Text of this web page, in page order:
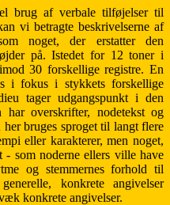
brug af verbale tilføjelser til
vi betragte beskrivelserne af
noget, der erstatter den
på. Istedet for 12 toner i
30 forskellige registre. En
i fokus i stykkets forskellige
tager udgangspunkt i den
har overskrifter, nodetekst og
bruges sproget til langt flere
eller karakterer, men noget,
- som noderne ellers ville have
og stemmernes forhold til
konkrete angivelser
konkrete angivelser.